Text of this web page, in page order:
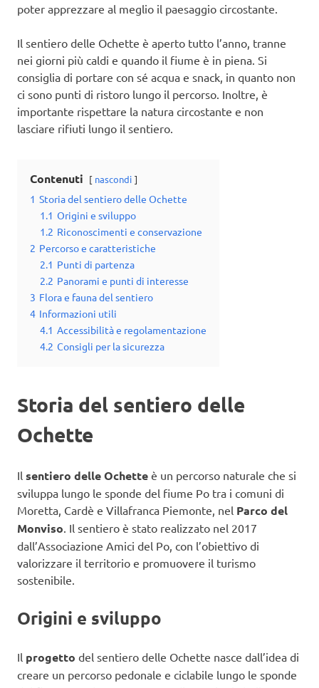
poter apprezzare al meglio il paesaggio circostante.
Il sentiero delle Ochette è aperto tutto l’anno, tranne
nei giorni più caldi e quando il fiume è in piena. Si
consiglia di portare con sé acqua e snack, in quanto non
ci sono punti di ristoro lungo il percorso. Inoltre, è
importante rispettare la natura circostante e non
lasciare rifiuti lungo il sentiero.
Contenuti nascondi
1 Storia del sentiero delle Ochette
1.1 Origini e sviluppo
1.2 Riconoscimenti e conservazione
2 Percorso e caratteristiche
2.1 Punti di partenza
2.2 Panorami e punti di interesse
3 Flora e fauna del sentiero
4 Informazioni utili
4.1 Accessibilità e regolamentazione
4.2 Consigli per la sicurezza
Storia del sentiero delle
Ochette
Il sentiero delle Ochette è un percorso naturale che si
sviluppa lungo le sponde del fiume Po tra i comuni di
Moretta, Cardè e Villafranca Piemonte, nel Parco del
Monviso. Il sentiero è stato realizzato nel 2017
dall’Associazione Amici del Po, con l’obiettivo di
valorizzare il territorio e promuovere il turismo
sostenibile.
Origini e sviluppo
Il progetto del sentiero delle Ochette nasce dall’idea di
creare un percorso pedonale e ciclabile lungo le sponde